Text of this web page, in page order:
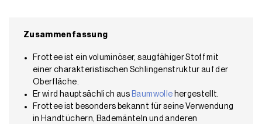
Zusammenfassung
Frottee ist ein voluminöser, saugfähiger Stoff mit
einer charakteristischen Schlingenstruktur auf der
Oberfläche.
Er wird hauptsächlich aus Baumwolle hergestellt.
Frottee ist besonders bekannt für seine Verwendung
in Handtüchern, Bademänteln und anderen